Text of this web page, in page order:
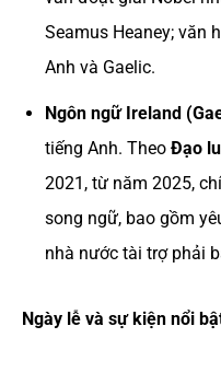
Seamus Heaney; văn
Anh và Gaelic.
Ngôn ngữ Ireland
tiếng Anh. Theo Đạo
2021, từ năm 2025,
song ngữ, bao gồm
nhà nước tài trợ phải
Ngày lễ và sự kiện nổi